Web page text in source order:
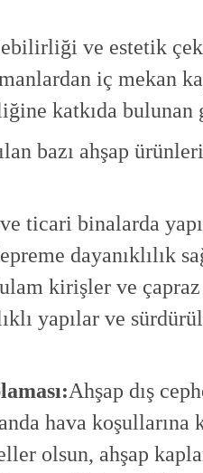
ve estetik
iç mekan
katkıda
bazı ahşap
ticari binalarda
dayanıklılık
kirişler ve
yapılar ve
Ahşap dış
hava koşullarına
olsun, ahşap